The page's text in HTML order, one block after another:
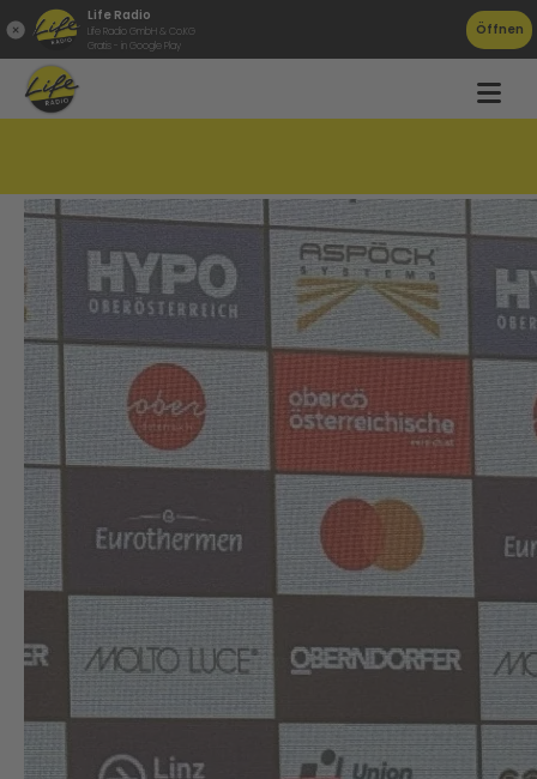
Life Radio
Life Radio GmbH & Co.KG
Gratis - in Google Play
Öffnen